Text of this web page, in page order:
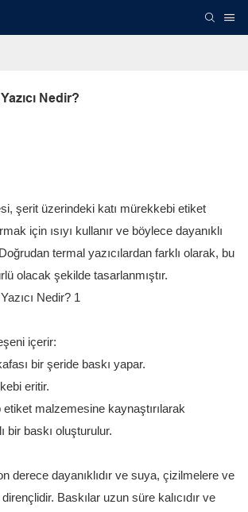
Nedir?
şerit üzerindeki katı mürekkebi etiket
için ısıyı kullanır ve böylece dayanıklı
termal yazıcılardan farklı olarak, bu
olacak şekilde tasarlanmıştır.
içerir:
bir şeride baskı yapar.
eritir.
malzemesine kaynaştırılarak
bir baskı oluşturulur.
derece dayanıklıdır ve suya, çizilmelere ve
Baskılar uzun süre kalıcıdır ve